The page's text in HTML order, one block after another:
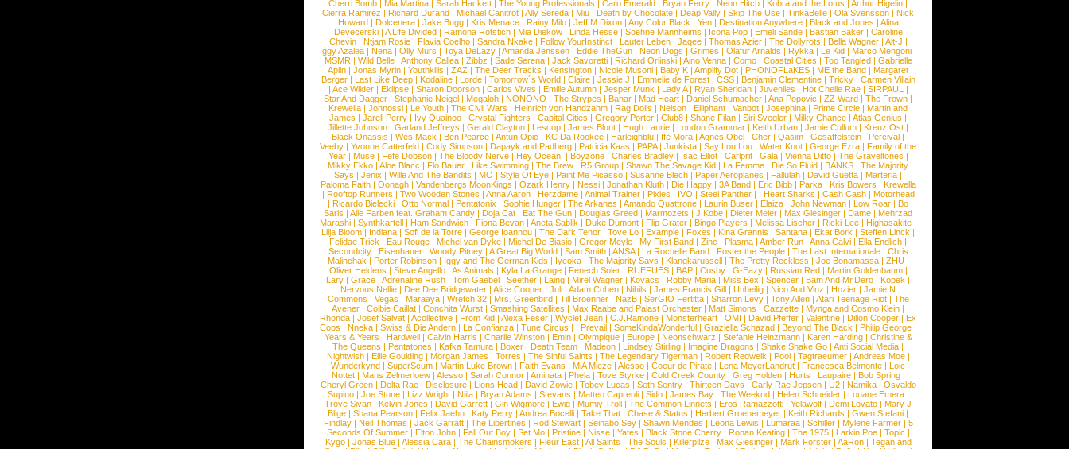
Cherri Bomb | Mia Martina | Sarah Hackett | The Young Professionals | Caro Emerald | Bryan Ferry | Neon Hitch | Kobra and the Lotus | Arthur Higelin |
Cierra Ramirez | Richard Durand | Michael Canitrot | Ally Sereda | Miu | Death by Chocolate | Deap Vally | Skip The Use | TinkaBelle | Ola Svensson | Nick
Howard| Dolcenera| Jake Bugg| Kris Menace| Rainy Milo| Jeff M Dixon| Any Color Black | Yen| Destination Anywhere| Black and Jones | Alina
Devecerski| A Life Divided| Ramona Rotstich| Mia Diekow| Linda Hesse| Soehne Mannheims | Icona Pop| Emeli Sande| Bastian Baker| Caroline
Chevin| Ntjam Rosie| Flavia Coelho| Sandra Nkake| Follow YourInstinct| Lauter Leben| Jaqee| Thomas Azier| The Dollyrots | Bella Wagner| Alt-J |
Iggy Azalea | Nena | Olly Murs | Toya DeLazy | Amanda Jenssen | Eddie TheGun | Neon Dogs | Grimes | Olafur Arnalds | Rykka | Le Kid | Marco Mengoni |
MSMR| Wild Belle| Anthony Callea| Zibbz | Sade Serena| Jack Savoretti| Richard Orlinski| Aino Venna| Como| Coastal Cities | Too Tangled| Gabrielle
Aplin | Jonas Myrin | Youthkills | ZAZ | The Deer Tracks | Kensington | Nicole Musoni | Baby K | Amplify Dot | PHONOFLaKES | ME the Band | Margaret
Berger| Last Like Deep| Kodaline| Lorde| Tomorrow´s World| Claire| Jessie J | Emmelie de Forest| CSS| Benjamin Clementine| Tricky| Carmen Villain
| Ace Wilder| Eklipse| Sharon Doorson| Carlos Vives | Emilie Autumn| Jesper Munk | Lady A| Ryan Sheridan| Juveniles | Hot Chelle Rae| SIRPAUL
|
Star And Dagger | Stephanie Neigel | Megaloh | NONONO | The Strypes | Bahar | Mad Heart | Daniel Schumacher | Ana Popovic | ZZ Ward | The Frown |
Krewella | Johnossi | Le Youth | The Civil Wars | Heinrich von Handzahm | Rag Dolls | Nelson | Elliphant | Vanbot | Josephina | Prime Circle | Martin and
James | Jarell Perry | Ivy Quainoo | Crystal Fighters | Capital Cities | Gregory Porter | Club8 | Shane Filan | Siri Svegler | Milky Chance | Atlas Genius |
Jillette Johnson | Garland Jeffreys | Gerald Clayton | Lescop | James Blunt | Hugh Laurie | London Grammar | Keith Urban | Jamie Cullum | Kreuz Ost |
Black Onassis | Wes Mack | Ben Pearce | Antun Opic | KC Da Rookee | Harleighblu | Ife Mora | Agnes Obel | Cher | Qasim | Gesaffelstein | Percival |
Veeby | Yvonne Catterfeld | Cody Simpson | Dapayk and Padberg | Patricia Kaas | PAPA| Junkista | Say Lou Lou | Water Knot | George Ezra | Family of the
Year| Muse| Fefe Dobson| The Bloody Nerve| Hey Ocean! | Boyzone| Charles Bradley| Isac Elliot| Carlprit| Gala| Vienna Ditto| The Graveltones |
Mikky Ekko | Aloe Blacc | Flo Bauer | Like Swimming | The Brew | R5 Group | Shawn The Savage Kid | La Femme | Die So Fluid | BANKS | The Majority
Says | Jenix | Wille And The Bandits | MO | Style Of Eye | Paint Me Picasso | Susanne Blech | Paper Aeroplanes | Fallulah | David Guetta | Marteria |
Paloma Faith| Oonagh| Vandenbergs MoonKings | Ozark Henry| Nessi| Jonathan Kluth| Die Happy| 3A Band| Eric Bibb| Parka| Kris Bowers | Krewella
| Rooftop Runners | Two Wooden Stones | Anna Aaron| Herzdame| Animal Trainer| Pixies | IVO | Steel Panther| I Heart Sharks | Cash Cash| Motorhead
| Ricardo Bielecki | Otto Normal | Pentatonix | Sophie Hunger | The Arkanes | Amando Quattrone | Laurin Buser | Elaiza | John Newman | Low Roar | Bo
Saris | Alle Farben feat. Graham Candy | Doja Cat | Eat The Gun | Douglas Greed | Marmozets | J Kobe | Dieter Meier | Max Giesinger | Dame | Mehrzad
Marashi | Synthkartell | Ham Sandwich | Fiona Bevan | Aneta Sablik | Duke Dumont | Flip Grater | Bingo Players | Melissa Lischer | Ricki-Lee | Highasakite |
Lilja Bloom | Indiana | Sofi de la Torre | George Ioannou | The Dark Tenor | Tove Lo | Example | Foxes | Kina Grannis | Santana | Ekat Bork | Steffen Linck |
Felidae Trick | Eau Rouge | Michel van Dyke | Michel De Biasio | Gregor Meyle | My First Band | Zinc | Plasma | Amber Run | Anna Calvi | Ella Endlich |
Secondcity| Eisenhauer| Woody Pitney| A Great Big World| Sam Smith| ANSA| La Rochelle Band| Foster the People| The Last Internationale| Chris
Malinchak | Porter Robinson| Iggy and The German Kids | Iyeoka| The Majority Says | Klangkarussell| The Pretty Reckless | Joe Bonamassa| ZHU|
Oliver Heldens | Steve Angello| As Animals | Kyla La Grange| Fenech Soler| RUEFUES| BAP| Cosby| G-Eazy| Russian Red| Martin Goldenbaum|
Lary | Grace | Adrenaline Rush | Tom Gaebel | Seether | Laing | Mirel Wagner | Kovacs | Robby Maria | Miss Bex | Spencer | Bam And Mr.Dero | Kopek |
Nervous Nellie | Dee Dee Bridgewater | Alice Cooper | Juli | Adam Cohen | Nihils | James Francis Gill | Unheilig | Nico And Vinz | Hozier | Jamie N
Commons | Vegas | Maraaya| Wretch 32| Mrs. Greenbird| Till Broenner| NazB| SerGIO Fertitta| Sharron Levy| Tony Allen| Atari Teenage Riot| The
Avener | Colbie Caillat | Conchita Wurst | Smashing Satellites | Max Raabe and Palast Orchester | Matt Simons | Cazzette | Mynga and Cosmo Klein |
Rhonda | Josef Salvat | Acollective | From Kid | Alexa Feser | Wyclef Jean | C.J.Ramone | Monsterheart | OMI | David Pfeffer | Valentine | Dillon Cooper | Ex
Cops | Nneka | Swiss & Die Andern | La Confianza | Tune Circus | I Prevail | SomeKindaWonderful | Graziella Schazad | Beyond The Black | Philip George |
Years & Years | Hardwell| Calvin Harris | Charlie Winston| Emin| Olympique| Europe| Neonschwarz | Stefanie Heinzmann| Karen Harding| Christine &
The Queens | Pentatones | Kafka Tamura | Boxer | Death Team | Madeon | Lindsey Stirling | Imagine Dragons | Shake Shake Go | Anti Social Media |
Nightwish| Ellie Goulding| Morgan James | Torres | The Sinful Saints | The Legendary Tigerman| Robert Redweik | Pool| Tagtraeumer| Andreas Moe|
Wunderkynd | SuperScum | Martin Luke Brown | Faith Evans | MiA Mieze | Alesso | Coeur de Pirate | Lena MeyerLandrut | Francesca Belmonte | Loic
Nottet| Mans Zelmerloew| Alesso| Sarah Connor| Aminata| Phela| Tove Styrke| Cold Creek County| Greg Holden| Hurts | Laupaire| Bob Spring|
Cheryl Green| Delta Rae| Disclosure| Lions Head| David Zowie| Tobey Lucas | Seth Sentry| Thirteen Days | Carly Rae Jepsen| U2| Namika| Osvaldo
Supino| Joe Stone| Lizz Wright| Niila| Bryan Adams | Stevans | Matteo Capreoli| Sido| James Bay| The Weeknd| Helen Schneider| Louane Emera|
Troye Sivan | Kelvin Jones | David Garrett | Gin Wigmore | Ewig | Mumiy Troll | The Common Linnets | Eros Ramazzotti | Yelawolf | Demi Lovato | Mary J
Blige | Shana Pearson | Felix Jaehn | Katy Perry | Andrea Bocelli | Take That | Chase & Status | Herbert Groenemeyer | Keith Richards | Gwen Stefani |
Findlay| Neil Thomas | Jack Garratt| The Libertines | Rod Stewart| Seinabo Sey| Shawn Mendes | Leona Lewis | Lumaraa| Schiller| Mylene Farmer| 5
Seconds Of Summer| Elton John| Fall Out Boy| Set Mo| Pristine| Nisse| Yates | Black Stone Cherry| Ronan Keating| The 1975| Larkin Poe| Topic |
Kygo| Jonas Blue| Alessia Cara| The Chainsmokers | Fleur East| All Saints | The Souls | Killerpilze| Max Giesinger| Mark Forster| AaRon| Tegan and